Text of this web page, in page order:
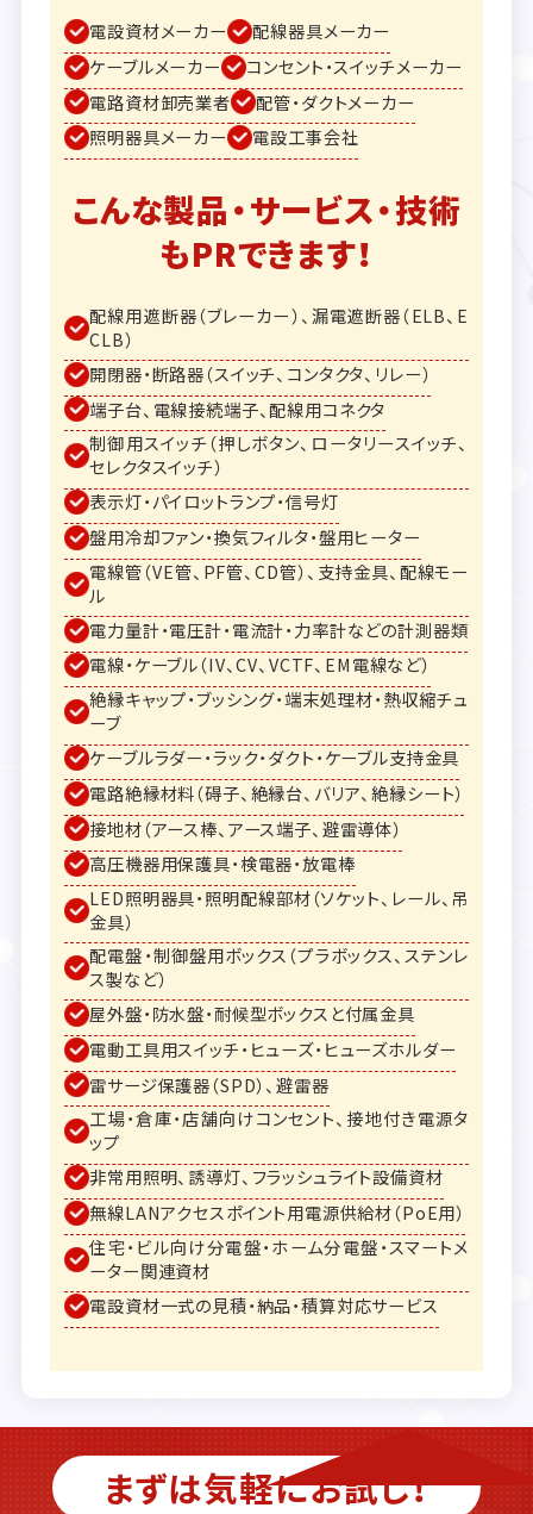
電設資材メーカー
配線器具メーカー
ケーブルメーカー
コンセント・スイッチメーカー
電路資材卸売業者
配管・ダクトメーカー
照明器具メーカー
電設工事会社
こんな製品・サービス・技術
もPRできます！
配線用遮断器（ブレーカー）、漏電遮断器（ELB、E
CLB）
開閉器・断路器（スイッチ、コンタクタ、リレー）
端子台、電線接続端子、配線用コネクタ
制御用スイッチ（押しボタン、ロータリースイッチ、
セレクタスイッチ）
表示灯・パイロットランプ・信号灯
盤用冷却ファン・換気フィルタ・盤用ヒーター
電線管（VE管、PF管、CD管）、支持金具、配線モー
ル
電力量計・電圧計・電流計・力率計などの計測器類
電線・ケーブル（IV、CV、VCTF、EM電線など）
絶縁キャップ・ブッシング・端末処理材・熱収縮チュ
ーブ
ケーブルラダー・ラック・ダクト・ケーブル支持金具
電路絶縁材料（碍子、絶縁台、バリア、絶縁シート）
接地材（アース棒、アース端子、避雷導体）
高圧機器用保護具・検電器・放電棒
LED照明器具・照明配線部材（ソケット、レール、吊
金具）
配電盤・制御盤用ボックス（プラボックス、ステンレ
ス製など）
屋外盤・防水盤・耐候型ボックスと付属金具
電動工具用スイッチ・ヒューズ・ヒューズホルダー
雷サージ保護器（SPD）、避雷器
工場・倉庫・店舗向けコンセント、接地付き電源タ
ップ
非常用照明、誘導灯、フラッシュライト設備資材
無線LANアクセスポイント用電源供給材（PoE用）
住宅・ビル向け分電盤・ホーム分電盤・スマートメ
ーター関連資材
電設資材一式の見積・納品・積算対応サービス
まずは気軽にお試し！